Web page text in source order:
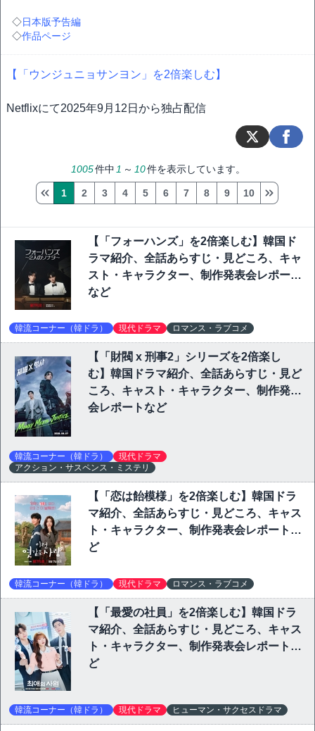
◇日本版予告編
◇作品ページ
【「ウンジュニョサンヨン」を2倍楽しむ】
Netflixにて2025年9月12日から独占配信
1005件中 1 ～ 10件を表示しています。
1 2 3 4 5 6 7 8 9 10
【「フォーハンズ」を2倍楽しむ】韓国ド
ラマ紹介、全話あらすじ・見どころ、キャ
スト・キャラクター、制作発表会レポート
など
韓流コーナー（韓ドラ） 現代ドラマ ロマンス・ラブコメ
【「財閥 x 刑事2」シリーズを2倍楽し
む】韓国ドラマ紹介、全話あらすじ・見ど
ころ、キャスト・キャラクター、制作発表
会レポートなど
韓流コーナー（韓ドラ）
現代ドラマ
アクション・サスペンス・ミステリ
【「恋は飴模様」を2倍楽しむ】韓国ドラ
マ紹介、全話あらすじ・見どころ、キャス
ト・キャラクター、制作発表会レポートな
ど
韓流コーナー（韓ドラ） 現代ドラマ ロマンス・ラブコメ
【「最愛の社員」を2倍楽しむ】韓国ドラ
マ紹介、全話あらすじ・見どころ、キャス
ト・キャラクター、制作発表会レポートな
ど
韓流コーナー（韓ドラ） 現代ドラマ ヒューマン・サクセスドラマ